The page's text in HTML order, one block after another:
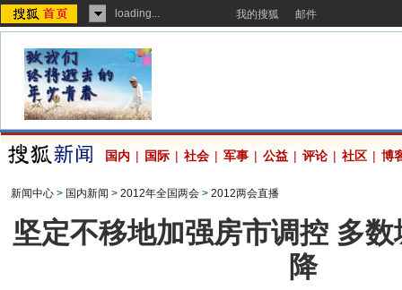
loading... 我的搜狐 邮件
国内 | 国际 | 社会 | 军事 | 公益 | 评论 | 社区 | 博
新闻中心 > 国内新闻 > 2012年全国两会 > 2012两会直播
坚定不移地加强房市调控 多
降